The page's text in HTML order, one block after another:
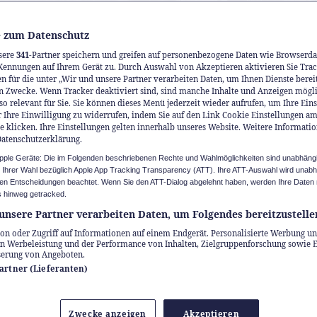
neue Excellence-
’26 mit über
quer durch Europa an Bord eines der zehn
Grandhotels von Excellence. Über 80
und ihre Begeisterung im Rahmen des
Datenschutz
341-Partner speichern und greifen auf personenbezogene Daten wie
auf Ihrem Gerät zu. Durch Auswahl von Akzeptieren aktivieren Sie
für die unter „Wir und unsere Partner verarbeiten Daten, um Ihnen Dienste
Zwecke. Wenn Tracker deaktiviert sind, sind manche Inhalte und Anzeigen
relevant für Sie. Sie können dieses Menü jederzeit wieder aufrufen, um Ihre
Ihre Einwilligung zu widerrufen, indem Sie auf den Link Cookie Einstellungen
klicken. Ihre Einstellungen gelten innerhalb unseres Website. Weitere
Geräte: Die im Folgenden beschriebenen Rechte und Wahlmöglichkeiten sind
Wahl bezüglich Apple App Tracking Transparency (ATT). Ihre ATT-Auswahl wird
Entscheidungen beachtet. Wenn Sie den ATT-Dialog abgelehnt haben, werden Ihre Daten
hinweg getracked.
Partner verarbeiten Daten, um Folgendes
oder Zugriff auf Informationen auf einem Endgerät. Personalisierte Werbung
Werbeleistung und der Performance von Inhalten, Zielgruppenforschung sowie
von Angeboten.
(Lieferanten)
Zwecke anzeigen Akzeptieren